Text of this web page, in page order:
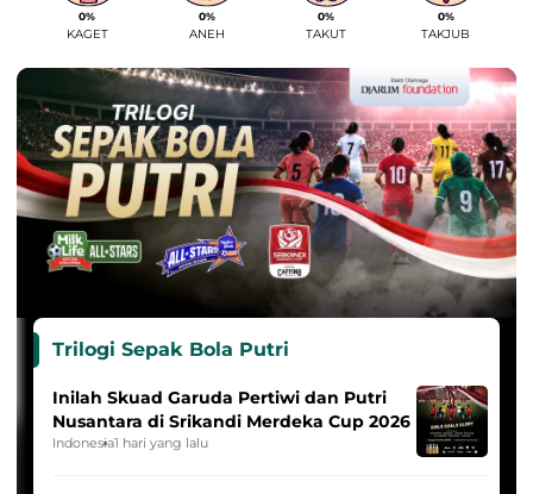
0%
KAGET
0%
ANEH
0%
TAKUT
0%
TAKJUB
Trilogi Sepak Bola Putri
Inilah Skuad Garuda Pertiwi dan Putri
Nusantara di Srikandi Merdeka Cup 2026
Indonesia1 hari yang lalu